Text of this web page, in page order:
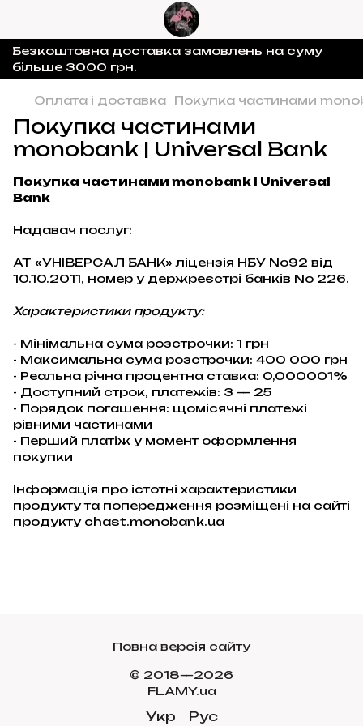
Безкоштовна доставка замовлень на суму
більше 3000 грн.
Оплата і доставка Покупка частинами
Покупка частинами
monobank | Universal Bank
Покупка частинами monobank | Universal
Bank
Надавач послуг:
АТ «УНІВЕРСАЛ БАНК» ліцензія НБУ No92 від
10.10.2011, номер у держреєстрі банків No 226.
Характеристики продукту:
- Мінімальна сума розстрочки: 1 грн
- Максимальна сума розстрочки: 400 000 грн
- Реальна річна процентна ставка: 0,000001%
- Доступний строк, платежів: 3 — 25
- Порядок погашення: щомісячні платежі
рівними частинами
- Перший платіж у момент оформлення
покупки
Інформація про істотні характеристики
продукту та попередження розміщені на сайті
продукту chast.monobank.ua
Повна версія сайту
© 2018—2026
FLAMY.ua
Укр Рус